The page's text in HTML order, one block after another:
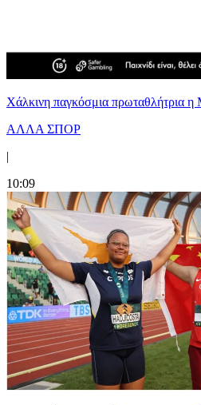
Χάλκινη παγκόσμια πρωταθλήτρια
ΑΛΛΑ ΣΠΟΡ
|
10:09